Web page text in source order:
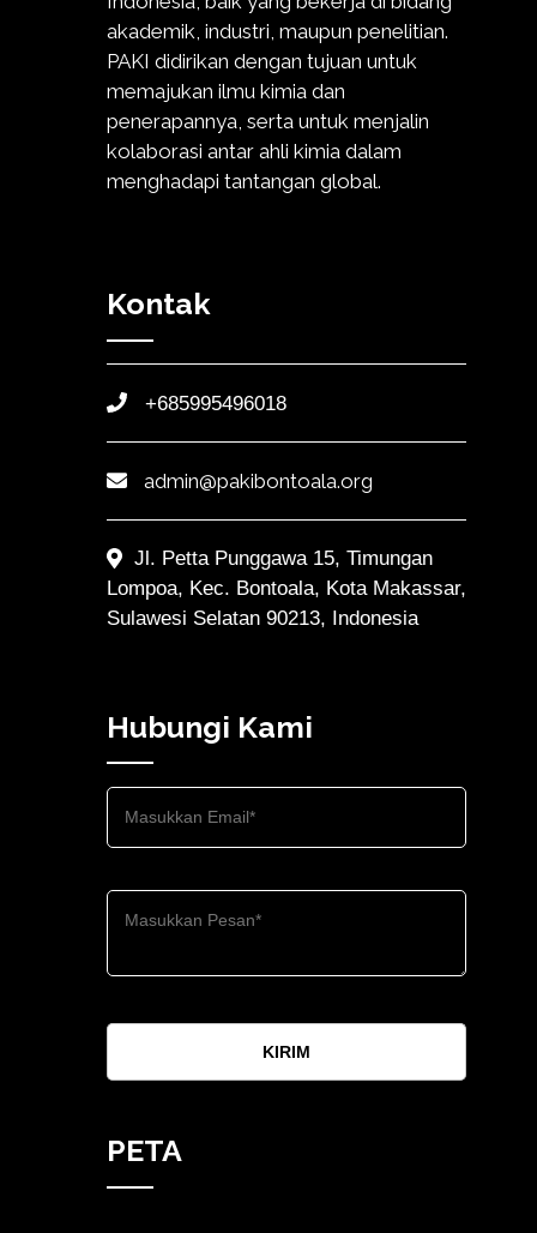
akademik, industri, maupun penelitian.
PAKI didirikan dengan tujuan untuk
memajukan ilmu kimia dan
penerapannya, serta untuk menjalin
kolaborasi antar ahli kimia dalam
menghadapi tantangan global.
Kontak
+685995496018
admin@pakibontoala.org
Jl. Petta Punggawa 15, Timungan
Lompoa, Kec. Bontoala, Kota Makassar,
Sulawesi Selatan 90213, Indonesia
Hubungi Kami
KIRIM
PETA